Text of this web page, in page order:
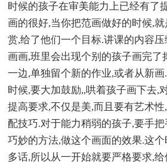
时候的孩子在审美能力上已经有了
画的很好,当你把范画做好的时候,
赏,给了他们一个目标.讲课的内容
画画,班里会出现个别的孩子画完了
一边,单独留个新的作业,或者从新
时候,要大加鼓励,,哄着孩子画下去,
提高要求,不仅是美,而且要有艺术
配技巧.对于能力稍弱的孩子,要手
巧妙的方法,做这个画面的效果.这
多话,所以从一开始就要严格要求,